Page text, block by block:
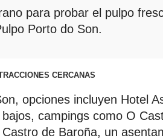
para probar el pulpo
Porto do Son.
CERCANAS
opciones incluyen Hotel
campings como O
de Baroña, un